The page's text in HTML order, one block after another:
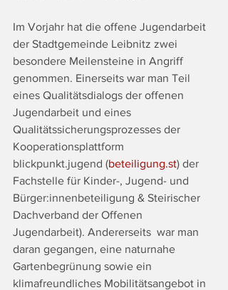
Im Vorjahr hat die offene Jugendarbeit
der Stadtgemeinde Leibnitz zwei
besondere Meilensteine in Angriff
genommen. Einerseits war man Teil
eines Qualitätsdialogs der offenen
Jugendarbeit und eines
Qualitätssicherungsprozesses der
Kooperationsplattform
blickpunkt.jugend (beteiligung.st) der
Fachstelle für Kinder-, Jugend- und
Bürger:innenbeteiligung & Steirischer
Dachverband der Offenen
Jugendarbeit). Andererseits  war man
daran gegangen, eine naturnahe
Gartenbegrünung sowie ein
klimafreundliches Mobilitätsangebot in